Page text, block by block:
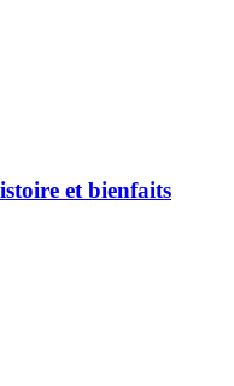
et bienfaits